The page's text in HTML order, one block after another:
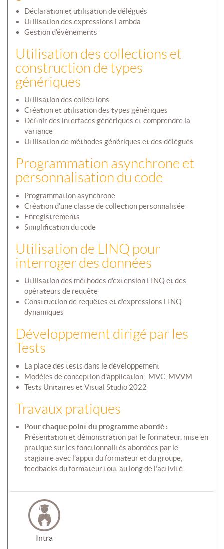
Déclaration et utilisation de délégués
Utilisation des expressions Lambda
Gestion d'évènements
Utilisation des collections et
construction de types
génériques
Utilisation des collections
Création et utilisation des types génériques
Définir des interfaces génériques et comprendre la
variance
Utilisation de méthodes génériques et des délégués
Programmation asynchrone et
personnalisation du code
Programmation asynchrone
Création d'une classe de collection personnalisée
Enregistrements
Simplification du code
Utilisation de LINQ pour
interroger des données
Utilisation des méthodes d'extension LINQ et des
opérateurs de requête
Construction de requêtes et d'expressions LINQ
dynamiques
Développement dirigé par les
Tests
La place des tests dans le développement
Modèles de conception d'application : MVC, MVVM
Tests Unitaires et Visual Studio 2022
Travaux pratiques
Pour chaque point du programme abordé :
Présentation et démonstration par le formateur, mise en
pratique sur les fonctionnalités abordées par le
stagiaire avec l’appui du formateur et du groupe,
feedbacks du formateur tout au long de l’activité.
Intra